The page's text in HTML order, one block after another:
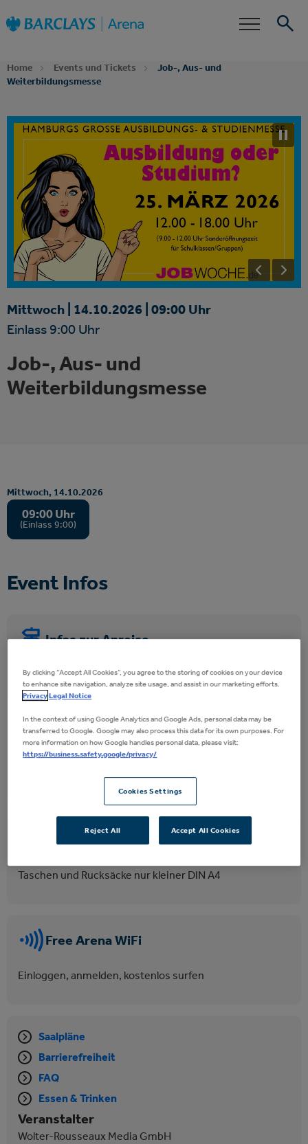
Startseite
Barrierefreiheit
Home Events und Tickets
Job-, Aus- und
Weiterbildungsmesse
Dein Event Alarm
Abonniere jetzt unseren Newsletter und erfahre
zuerst, wenn für Job-, Aus- und
Weiterbildungsmesse Tickets, Zusatztermine oder
neue Ticketkontingente verfügbar sind.
Mittwoch | 14.10.2026 | 09:00 Uhr
Einlass 9:00 Uhr
Job-, Aus- und
Weiterbildungsmesse
Mittwoch, 14.10.2026
09:00 Uhr
(Einlass 9:00)
Event Infos
Infos zur Anreise
Besuch planen & aktuelle Verkehrshinweise
ÖPNV im Arena Ticket enthalten
Kostenlos HVV nutzen & Klima schonen
Taschenbeschränkungen beachten
Taschen und Rucksäcke nur kleiner DIN A4
Free Arena WiFi
Einloggen, anmelden, kostenlos surfen
Saalpläne
Barrierefreiheit
FAQ
Essen & Trinken
Veranstalter
Wolter-Rousseaux Media GmbH
By clicking “Accept All Cookies”, you agree to the storing of cookies on your device
to enhance site navigation, analyze site usage, and assist in our marketing efforts.
PrivacyLegal Notice
In the context of using Google Analytics and Google Ads, personal data may be
transferred to Google. Google may also process this data for its own purposes. For
more information on how Google handles personal data, please visit:
https://business.safety.google/privacy/
Cookies Settings
Reject All Accept All Cookies